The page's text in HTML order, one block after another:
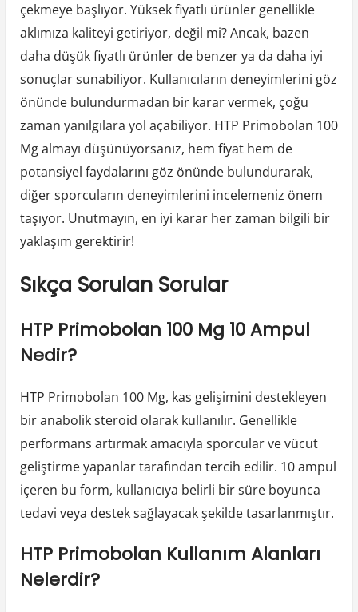
çekmeye başlıyor. Yüksek fiyatlı ürünler genellikle
aklımıza kaliteyi getiriyor, değil mi? Ancak, bazen
daha düşük fiyatlı ürünler de benzer ya da daha iyi
sonuçlar sunabiliyor. Kullanıcıların deneyimlerini göz
önünde bulundurmadan bir karar vermek, çoğu
zaman yanılgılara yol açabiliyor. HTP Primobolan 100
Mg almayı düşünüyorsanız, hem fiyat hem de
potansiyel faydalarını göz önünde bulundurarak,
diğer sporcuların deneyimlerini incelemeniz önem
taşıyor. Unutmayın, en iyi karar her zaman bilgili bir
yaklaşım gerektirir!
Sıkça Sorulan Sorular
HTP Primobolan 100 Mg 10 Ampul
Nedir?
HTP Primobolan 100 Mg, kas gelişimini destekleyen
bir anabolik steroid olarak kullanılır. Genellikle
performans artırmak amacıyla sporcular ve vücut
geliştirme yapanlar tarafından tercih edilir. 10 ampul
içeren bu form, kullanıcıya belirli bir süre boyunca
tedavi veya destek sağlayacak şekilde tasarlanmıştır.
HTP Primobolan Kullanım Alanları
Nelerdir?